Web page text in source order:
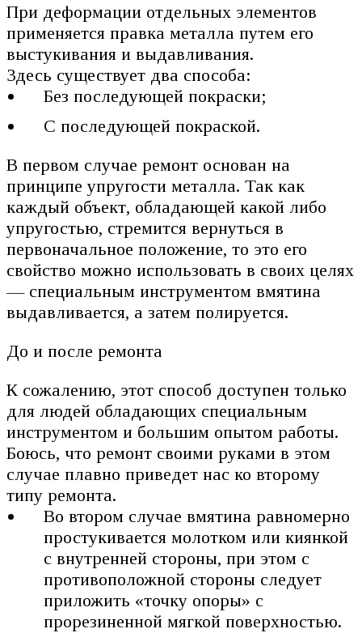
При деформации отдельных элементов
применяется правка металла путем его
выстукивания и выдавливания.
Здесь существует два способа:
Без последующей покраски;
С последующей покраской.
В первом случае ремонт основан на
принципе упругости металла. Так как
каждый объект, обладающей какой либо
упругостью, стремится вернуться в
первоначальное положение, то это его
свойство можно использовать в своих целях
— специальным инструментом вмятина
выдавливается, а затем полируется.
До и после ремонта
К сожалению, этот способ доступен только
для людей обладающих специальным
инструментом и большим опытом работы.
Боюсь, что ремонт своими руками в этом
случае плавно приведет нас ко второму
типу ремонта.
Во втором случае вмятина равномерно
простукивается молотком или киянкой
с внутренней стороны, при этом с
противоположной стороны следует
приложить «точку опоры» с
прорезиненной мягкой поверхностью.